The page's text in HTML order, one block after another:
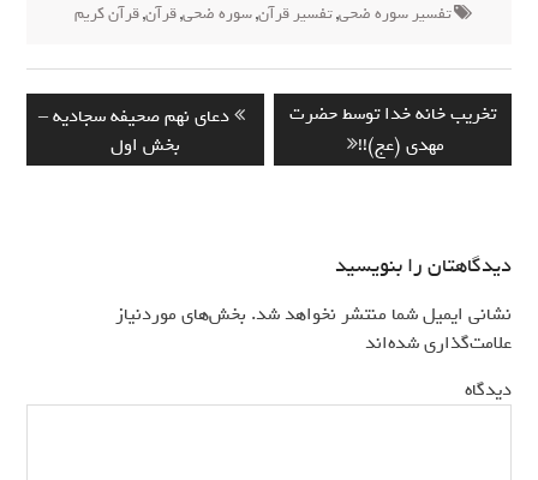
تفسیر سوره ضحی,تفسیر قرآن,سوره ضحی,قرآن,قرآن کریم
راهبری
نوشته
Previous
دعای نهم صحیفه سجادیه –
بخش اول
Next
تخریب خانه خدا توسط حضرت
مهدی (عج)!!
دیدگاهتان را بنویسید
نشانی ایمیل شما منتشر نخواهد شد. بخش‌های موردنیاز
علامت‌گذاری شده‌اند*
دیدگاه*